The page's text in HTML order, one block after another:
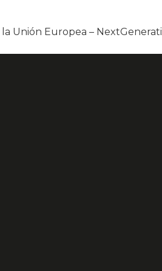
Unión Europea –